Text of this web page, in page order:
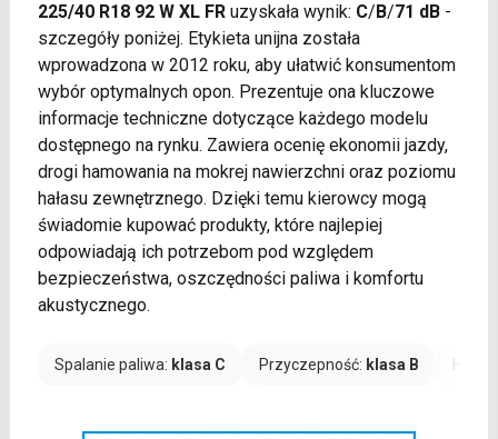
225/40 R18 92 W XL FRuzyskała wynik: C/ B/71 dB-
szczegóły poniżej. Etykieta unijna została
wprowadzona w 2012 roku, aby ułatwić konsumentom
wybór optymalnych opon. Prezentuje ona kluczowe
informacje techniczne dotyczące każdego modelu
dostępnego na rynku. Zawiera ocenię ekonomii jazdy,
drogi hamowania na mokrej nawierzchni oraz poziomu
hałasu zewnętrznego. Dzięki temu kierowcy mogą
świadomie kupować produkty, które najlepiej
odpowiadają ich potrzebom pod względem
bezpieczeństwa, oszczędności paliwa i komfortu
akustycznego.
Spalanie paliwa: klasa C Przyczepność: klasa B